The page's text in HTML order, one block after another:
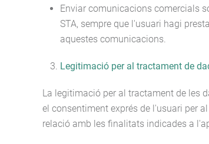
Enviar comunicacions comercials
STA, sempre que l'usuari hagi
aquestes comunicacions.
Legitimació per al tractament de
La legitimació per al tractament de les
el consentiment exprés de l'usuari per
relació amb les finalitats indicades a